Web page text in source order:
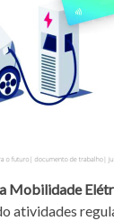
Mobilidade
atividades